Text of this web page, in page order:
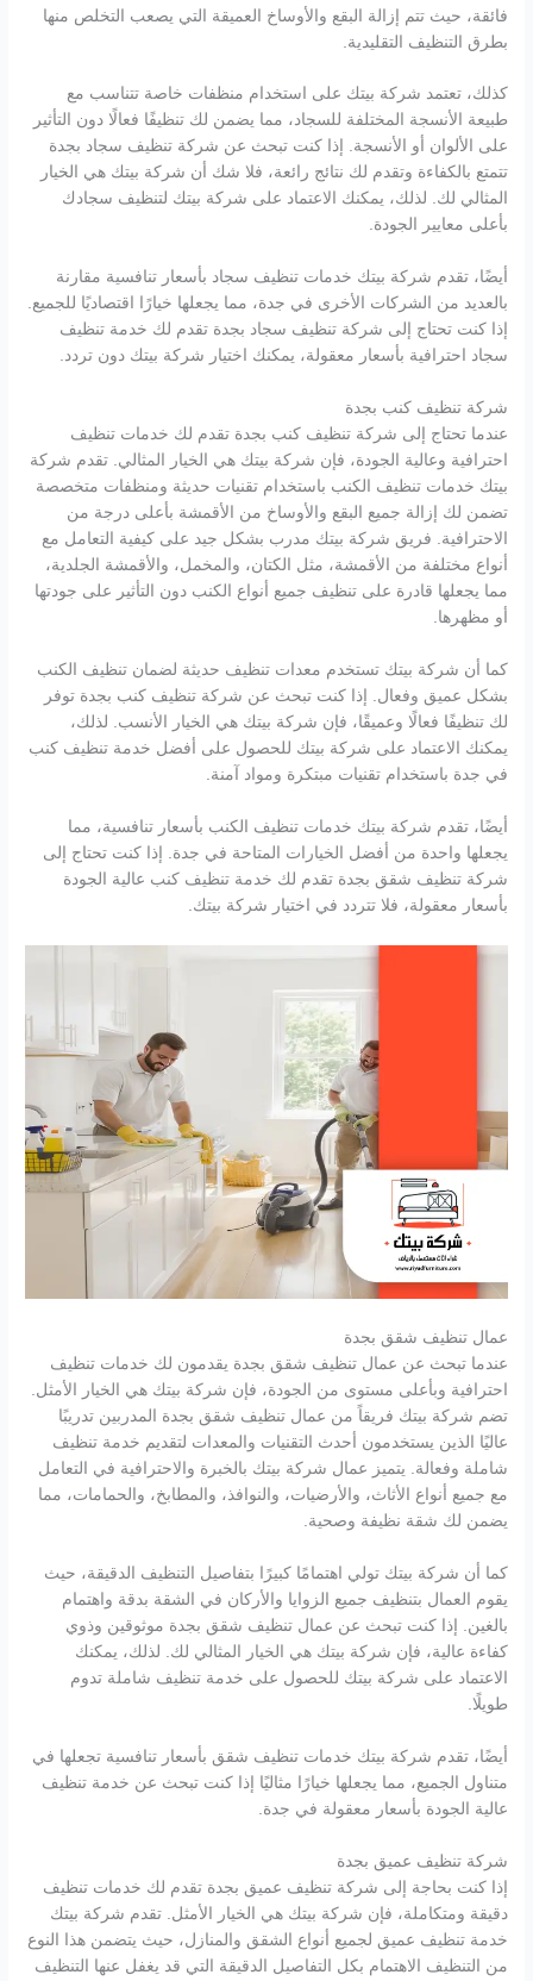
فائقة، حيث تتم إزالة البقع والأوساخ العميقة التي يصعب التخلص منها
بطرق التنظيف التقليدية.
كذلك، تعتمد شركة بيتك على استخدام منظفات خاصة تتناسب مع
طبيعة الأنسجة المختلفة للسجاد، مما يضمن لك تنظيفًا فعالًا دون التأثير
على الألوان أو الأنسجة. إذا كنت تبحث عن شركة تنظيف سجاد بجدة
تتمتع بالكفاءة وتقدم لك نتائج رائعة، فلا شك أن شركة بيتك هي الخيار
المثالي لك. لذلك، يمكنك الاعتماد على شركة بيتك لتنظيف سجادك
بأعلى معايير الجودة.
أيضًا، تقدم شركة بيتك خدمات تنظيف سجاد بأسعار تنافسية مقارنة
بالعديد من الشركات الأخرى في جدة، مما يجعلها خيارًا اقتصاديًا للجميع.
إذا كنت تحتاج إلى شركة تنظيف سجاد بجدة تقدم لك خدمة تنظيف
سجاد احترافية بأسعار معقولة، يمكنك اختيار شركة بيتك دون تردد.
شركة تنظيف كنب بجدة
عندما تحتاج إلى شركة تنظيف كنب بجدة تقدم لك خدمات تنظيف
احترافية وعالية الجودة، فإن شركة بيتك هي الخيار المثالي. تقدم شركة
بيتك خدمات تنظيف الكنب باستخدام تقنيات حديثة ومنظفات متخصصة
تضمن لك إزالة جميع البقع والأوساخ من الأقمشة بأعلى درجة من
الاحترافية. فريق شركة بيتك مدرب بشكل جيد على كيفية التعامل مع
أنواع مختلفة من الأقمشة، مثل الكتان، والمخمل، والأقمشة الجلدية،
مما يجعلها قادرة على تنظيف جميع أنواع الكنب دون التأثير على جودتها
أو مظهرها.
كما أن شركة بيتك تستخدم معدات تنظيف حديثة لضمان تنظيف الكنب
بشكل عميق وفعال. إذا كنت تبحث عن شركة تنظيف كنب بجدة توفر
لك تنظيفًا فعالًا وعميقًا، فإن شركة بيتك هي الخيار الأنسب. لذلك،
يمكنك الاعتماد على شركة بيتك للحصول على أفضل خدمة تنظيف كنب
في جدة باستخدام تقنيات مبتكرة ومواد آمنة.
أيضًا، تقدم شركة بيتك خدمات تنظيف الكنب بأسعار تنافسية، مما
يجعلها واحدة من أفضل الخيارات المتاحة في جدة. إذا كنت تحتاج إلى
شركة تنظيف شقق بجدة تقدم لك خدمة تنظيف كنب عالية الجودة
بأسعار معقولة، فلا تتردد في اختيار شركة بيتك.
عمال تنظيف شقق بجدة
عندما تبحث عن عمال تنظيف شقق بجدة يقدمون لك خدمات تنظيف
احترافية وبأعلى مستوى من الجودة، فإن شركة بيتك هي الخيار الأمثل.
تضم شركة بيتك فريقاً من عمال تنظيف شقق بجدة المدربين تدريبًا
عاليًا الذين يستخدمون أحدث التقنيات والمعدات لتقديم خدمة تنظيف
شاملة وفعالة. يتميز عمال شركة بيتك بالخبرة والاحترافية في التعامل
مع جميع أنواع الأثاث، والأرضيات، والنوافذ، والمطابخ، والحمامات، مما
يضمن لك شقة نظيفة وصحية.
كما أن شركة بيتك تولي اهتمامًا كبيرًا بتفاصيل التنظيف الدقيقة، حيث
يقوم العمال بتنظيف جميع الزوايا والأركان في الشقة بدقة واهتمام
بالغين. إذا كنت تبحث عن عمال تنظيف شقق بجدة موثوقين وذوي
كفاءة عالية، فإن شركة بيتك هي الخيار المثالي لك. لذلك، يمكنك
الاعتماد على شركة بيتك للحصول على خدمة تنظيف شاملة تدوم
طويلًا.
أيضًا، تقدم شركة بيتك خدمات تنظيف شقق بأسعار تنافسية تجعلها في
متناول الجميع، مما يجعلها خيارًا مثاليًا إذا كنت تبحث عن خدمة تنظيف
عالية الجودة بأسعار معقولة في جدة.
شركة تنظيف عميق بجدة
إذا كنت بحاجة إلى شركة تنظيف عميق بجدة تقدم لك خدمات تنظيف
دقيقة ومتكاملة، فإن شركة بيتك هي الخيار الأمثل. تقدم شركة بيتك
خدمة تنظيف عميق لجميع أنواع الشقق والمنازل، حيث يتضمن هذا النوع
من التنظيف الاهتمام بكل التفاصيل الدقيقة التي قد يغفل عنها التنظيف